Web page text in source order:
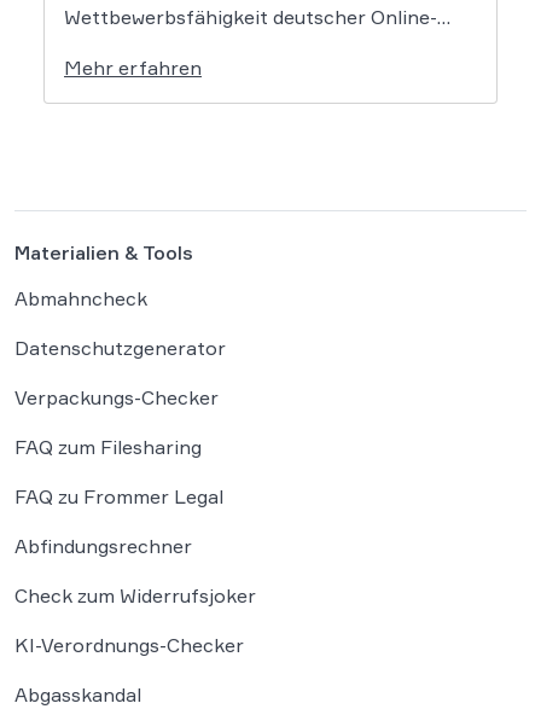
Wettbewerbsfähigkeit deutscher Online-
Händlerbundes belegt, dass nahezu alle
befragten Unternehmen unter der
wahrgenommen. Der Online-Handel sieht
sich mit einer […]
Mehr erfahren
Materialien & Tools
Abmahncheck
Datenschutzgenerator
Verpackungs-Checker
FAQ zum Filesharing
FAQ zu Frommer Legal
Abfindungsrechner
Check zum Widerrufsjoker
KI-Verordnungs-Checker
Abgasskandal